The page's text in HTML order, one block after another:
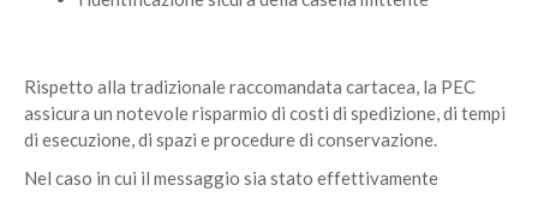
Rispetto alla tradizionale raccomandata cartacea, la PEC
assicura un notevole risparmio di costi di spedizione, di tempi
di esecuzione, di spazi e procedure di conservazione.
Nel caso in cui il messaggio sia stato effettivamente